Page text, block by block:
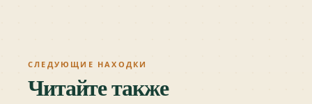
СЛЕДУЮЩИЕ НАХОДКИ
Читайте также